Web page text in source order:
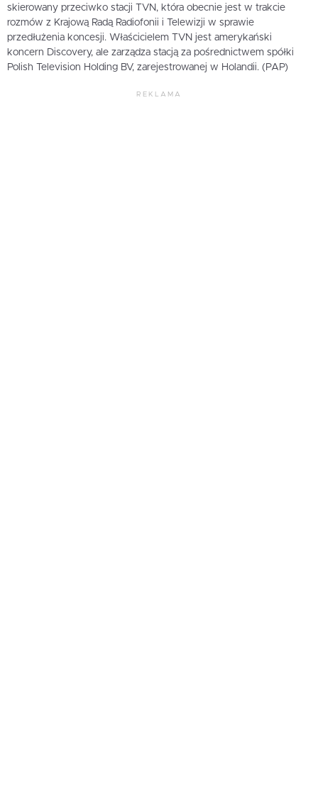
skierowany przeciwko stacji TVN, która obecnie jest w trakcie
rozmów z Krajową Radą Radiofonii i Telewizji w sprawie
przedłużenia koncesji. Właścicielem TVN jest amerykański
koncern Discovery, ale zarządza stacją za pośrednictwem spółki
Polish Television Holding BV, zarejestrowanej w Holandii. (PAP)
REKLAMA